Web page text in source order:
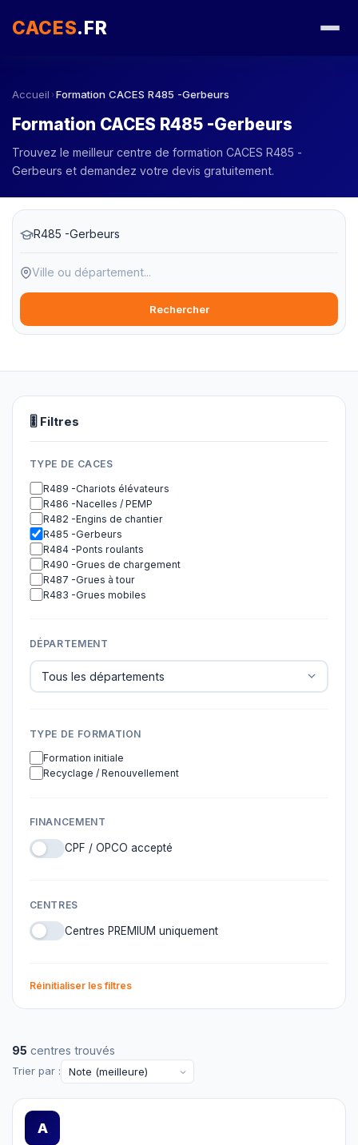
CACES.FR
Accueil ›Formation CACES R485 -Gerbeurs
Formation CACES R485 -Gerbeurs
Trouvez le meilleur centre de formation CACES R485 -
Gerbeurs et demandez votre devis gratuitement.
Rechercher
🎚 Filtres
TYPE DE CACES
R489 -Chariots élévateurs
R486 -Nacelles / PEMP
R482 -Engins de chantier
R485 -Gerbeurs
R484 -Ponts roulants
R490 -Grues de chargement
R487 -Grues à tour
R483 -Grues mobiles
DÉPARTEMENT
TYPE DE FORMATION
Formation initiale
Recyclage / Renouvellement
FINANCEMENT
CPF / OPCO accepté
CENTRES
Centres PREMIUM uniquement
Réinitialiser les filtres
95 centres trouvés
Trier par :
A